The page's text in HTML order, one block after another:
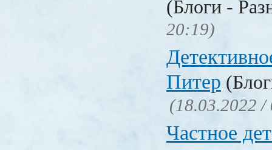
(Блоги -
20:19)
Питер
(18.03.2022 /
Частное